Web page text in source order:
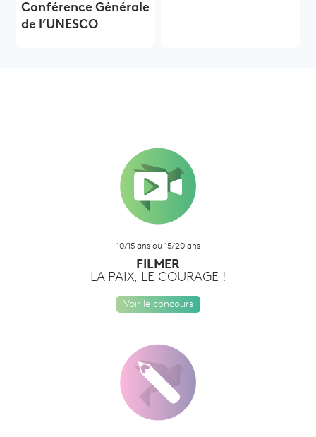
Conférence Générale
de l’UNESCO
10/15 ans ou 15/20 ans
FILMER
LA PAIX, LE COURAGE !
Voir le concours